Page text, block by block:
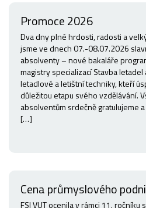
Promoce 2026
Dva dny plné hrdosti, radosti a
jsme ve dnech 07.-08.07.2026
absolventy – nové bakaláře
magistry specializací Stavba
letadlové a letištní techniky, kteří
důležitou etapu svého vzdělávání.
absolventům srdečně gratulujeme
[…]
Cena průmyslového
FSI VUT ocenila v rámci 11.